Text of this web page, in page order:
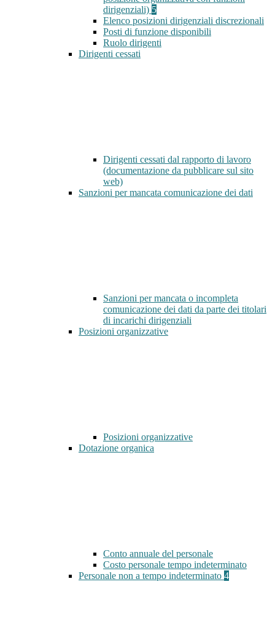
dirigenziali) 5
Elenco posizioni dirigenziali discrezionali
Posti di funzione disponibili
Ruolo dirigenti
Dirigenti cessati
Dirigenti cessati dal rapporto di lavoro
(documentazione da pubblicare sul sito
web)
Sanzioni per mancata comunicazione dei dati
Sanzioni per mancata o incompleta
comunicazione dei dati da parte dei titolari
di incarichi dirigenziali
Posizioni organizzative
Posizioni organizzative
Dotazione organica
Conto annuale del personale
Costo personale tempo indeterminato
Personale non a tempo indeterminato 4